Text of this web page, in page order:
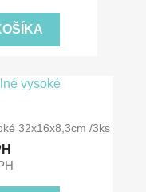
32x16x8,3cm /3ks